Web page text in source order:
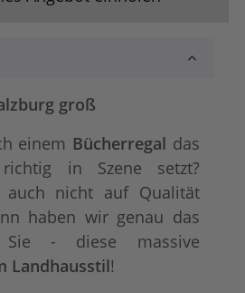
groß
einem Bücherregal das
in Szene setzt?
auch nicht auf Qualität
haben wir genau das
- diese massive
Landhausstil!